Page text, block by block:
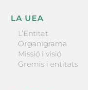
LA UEA
L’Entitat
Organigrama
Missió i visió
Gremis i entitats